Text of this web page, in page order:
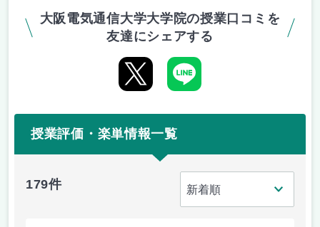
大阪電気通信大学大学院の授業口コミを
友達にシェアする
授業評価・楽単情報一覧
179件